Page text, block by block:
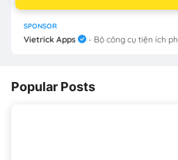
SPONSOR
Vietrick Apps - Bộ công cụ tiện ích
Popular Posts